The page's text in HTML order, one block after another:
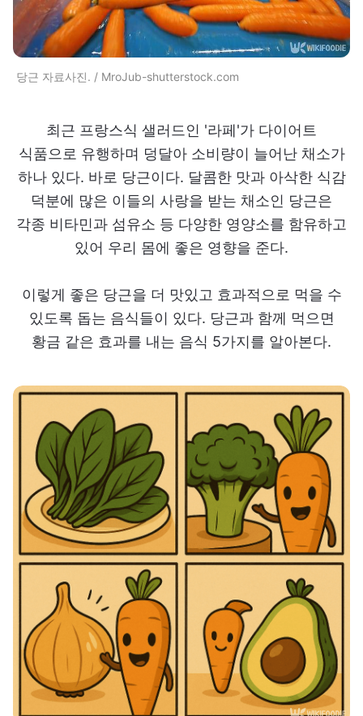
당근 자료사진. / MroJub-shutterstock.com
최근 프랑스식 샐러드인 '라페'가 다이어트
식품으로 유행하며 덩달아 소비량이 늘어난 채소가
하나 있다. 바로 당근이다. 달콤한 맛과 아삭한 식감
덕분에 많은 이들의 사랑을 받는 채소인 당근은
각종 비타민과 섬유소 등 다양한 영양소를 함유하고
있어 우리 몸에 좋은 영향을 준다.
이렇게 좋은 당근을 더 맛있고 효과적으로 먹을 수
있도록 돕는 음식들이 있다. 당근과 함께 먹으면
황금 같은 효과를 내는 음식 5가지를 알아본다.